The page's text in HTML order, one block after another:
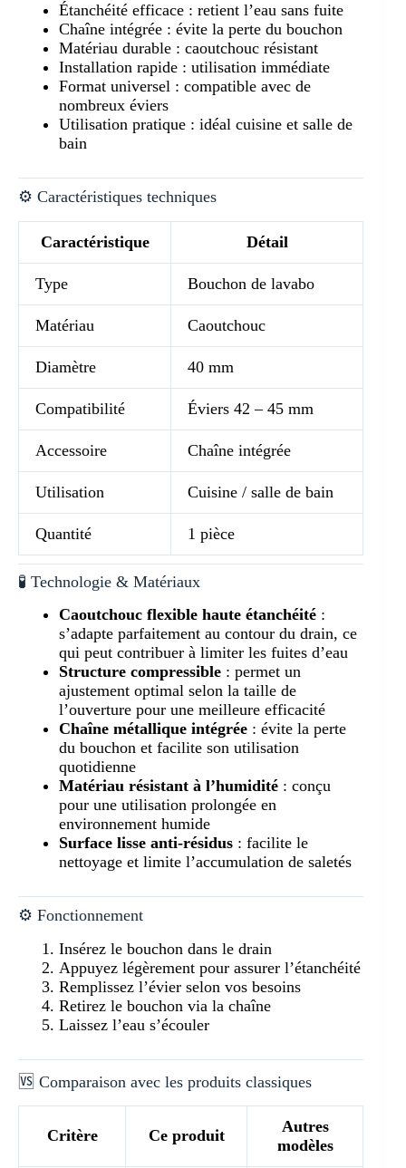
Étanchéité efficace : retient l’eau sans fuite
Chaîne intégrée : évite la perte du bouchon
Matériau durable : caoutchouc résistant
Installation rapide : utilisation immédiate
Format universel : compatible avec de
nombreux éviers
Utilisation pratique : idéal cuisine et salle de
bain
⚙️ Caractéristiques techniques
Caractéristique Détail
Type Bouchon de lavabo
Matériau Caoutchouc
Diamètre 40 mm
Compatibilité Éviers 42 – 45 mm
Accessoire Chaîne intégrée
Utilisation Cuisine / salle de bain
Quantité 1 pièce
🧪 Technologie & Matériaux
Caoutchouc flexible haute étanchéité :
s’adapte parfaitement au contour du drain, ce
qui peut contribuer à limiter les fuites d’eau
Structure compressible : permet un
ajustement optimal selon la taille de
l’ouverture pour une meilleure efficacité
Chaîne métallique intégrée : évite la perte
du bouchon et facilite son utilisation
quotidienne
Matériau résistant à l’humidité : conçu
pour une utilisation prolongée en
environnement humide
Surface lisse anti-résidus : facilite le
nettoyage et limite l’accumulation de saletés
⚙️ Fonctionnement
Insérez le bouchon dans le drain
Appuyez légèrement pour assurer l’étanchéité
Remplissez l’évier selon vos besoins
Retirez le bouchon via la chaîne
Laissez l’eau s’écouler
🆚 Comparaison avec les produits classiques
Critère Ce produit
Autres
modèles